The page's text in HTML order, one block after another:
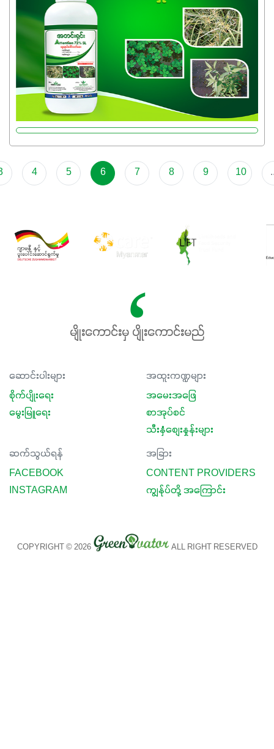
4 5 6 7 8 9 10
မျိုးကောင်းမှ ပျိုးကောင်းမည်
ဆောင်းပါးများ
စိုက်ပျိုးရေး
မွေးမြူရေး
အထူးကဏ္ဍများ
အမေးအဖြေ
စာအုပ်စင်
သီးနှံစျေးနှုန်းများ
ဆက်သွယ်ရန်
FACEBOOK
INSTAGRAM
အခြား
CONTENT PROVIDERS
ကျွန်ုပ်တို့ အကြောင်း
COPYRIGHT © 2026 ALL RIGHT RESERVED